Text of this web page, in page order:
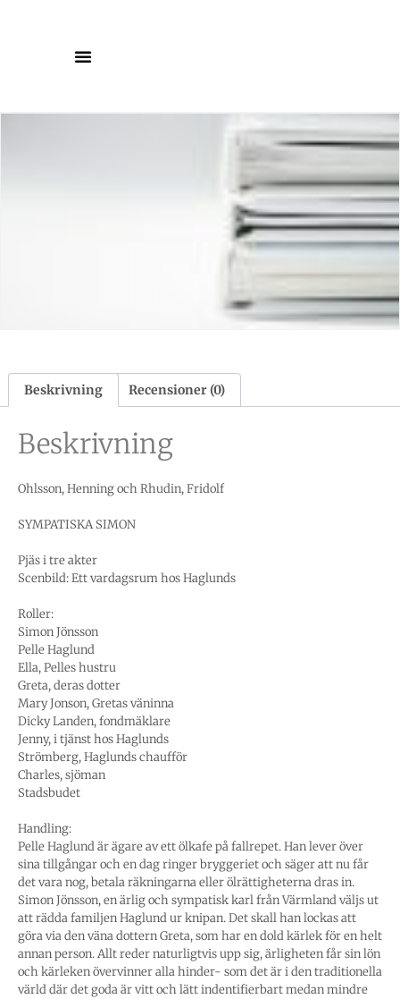
Beskrivning Recensioner (0)
Beskrivning
Ohlsson, Henning och Rhudin, Fridolf
SYMPATISKA SIMON
Pjäs i tre akter
Scenbild: Ett vardagsrum hos Haglunds
Roller:
Simon Jönsson
Pelle Haglund
Ella, Pelles hustru
Greta, deras dotter
Mary Jonson, Gretas väninna
Dicky Landen, fondmäklare
Jenny, i tjänst hos Haglunds
Strömberg, Haglunds chaufför
Charles, sjöman
Stadsbudet
Handling:
Pelle Haglund är ägare av ett ölkafe på fallrepet. Han lever över
sina tillgångar och en dag ringer bryggeriet och säger att nu får
det vara nog, betala räkningarna eller ölrättigheterna dras in.
Simon Jönsson, en ärlig och sympatisk karl från Värmland väljs ut
att rädda familjen Haglund ur knipan. Det skall han lockas att
göra via den väna dottern Greta, som har en dold kärlek för en helt
annan person. Allt reder naturligtvis upp sig, ärligheten får sin lön
och kärleken övervinner alla hinder- som det är i den traditionella
värld där det goda är vitt och lätt indentifierbart medan mindre